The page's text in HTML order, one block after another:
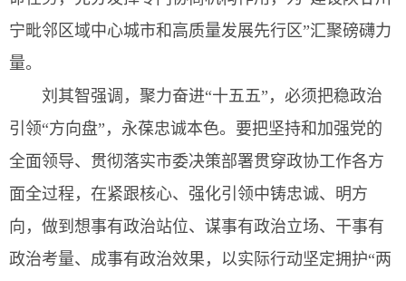
宁毗邻区域中心城市和高质量发展先行区”汇聚磅礴力
量。
刘其智强调，聚力奋进“十五五”，必须把稳政治
引领“方向盘”，永葆忠诚本色。要把坚持和加强党的
全面领导、贯彻落实市委决策部署贯穿政协工作各方
面全过程，在紧跟核心、强化引领中铸忠诚、明方
向，做到想事有政治站位、谋事有政治立场、干事有
政治考量、成事有政治效果，以实际行动坚定拥护“两